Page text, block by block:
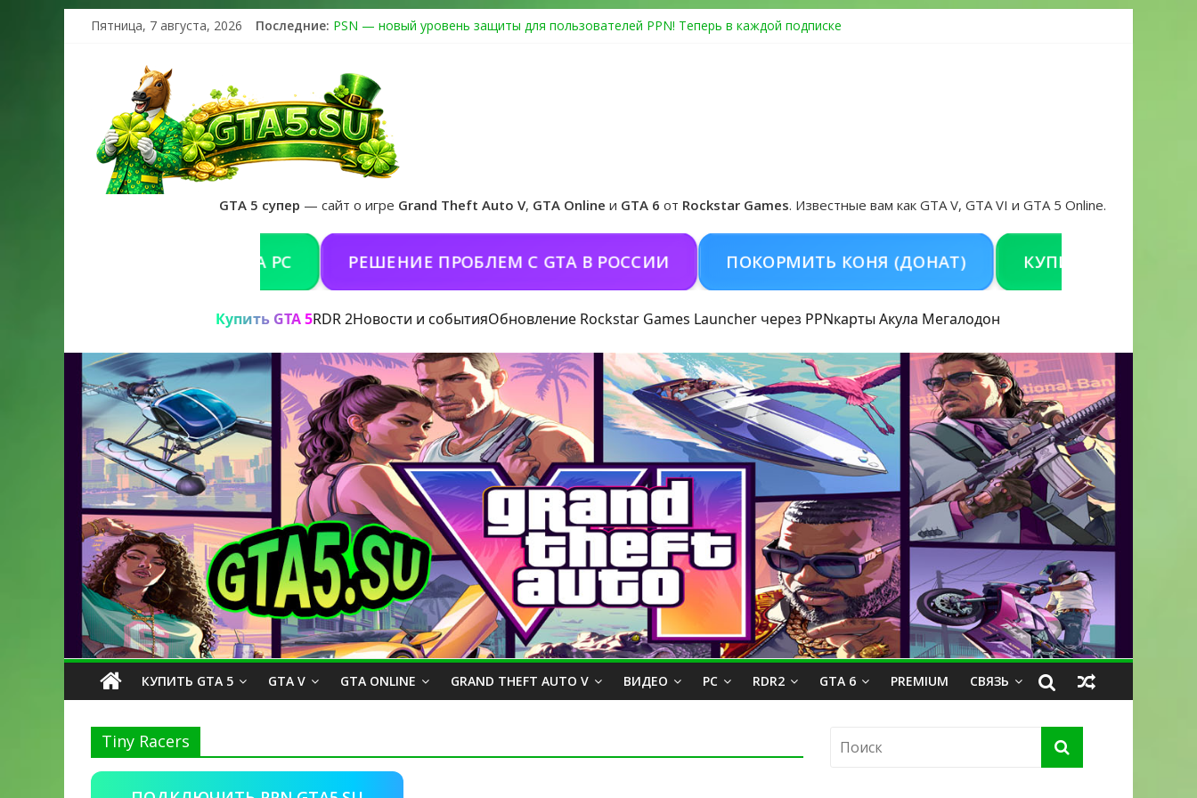
Пятница, 7 августа, 2026 Последние: PSN — новый уровень защиты для пользователей PPN! Теперь в каждой подписке
Получайте особые награды в GTA Online по программе Fine Art Collector
GTA 6 официальная обложка игры и Предзаказ Grand Theft Auto VI
GTA 5 супер — сайт о игре Grand Theft Auto V, GTA Online и GTA 6 от Rockstar Games. Известные вам как GTA V, GTA VI и GTA 5 Online.
РЕШЕНИЕ ПРОБЛЕМ С GTA В РОССИИ ПОКОРМИТЬ КОНЯ (ДОНАТ) КУПИТЬ GTA 5 ONLINE НА
Купить GTA 5RDR 2Новости и событияОбновление Rockstar Games Launcher через PPNкарты Акула Мегалодон
КУПИТЬ GTA 5 GTA V GTA ONLINE GRAND THEFT AUTO V ВИДЕО PC RDR2 GTA 6 PREMIUM СВЯЗЬ
Tiny Racers